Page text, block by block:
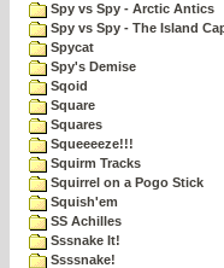
Spy vs Spy - Arctic Antics
Spy vs Spy - The Island
Spycat
Spy's Demise
Sqoid
Square
Squares
Squeeeeze!!!
Squirm Tracks
Squirrel on a Pogo Stick
Squish'em
SS Achilles
Sssnake It!
Ssssnake!